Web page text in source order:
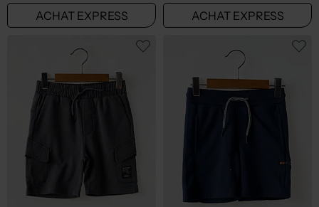
ACHAT EXPRESS ACHAT EXPRESS